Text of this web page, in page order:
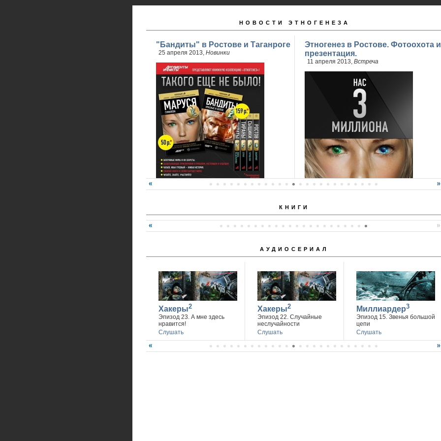
НОВОСТИ ЭТНОГЕНЕЗА
"Бандиты" в Ростове и Таганроге
25 апреля 2013, Новинки
24 апреля стартовали продажи 2 книги
обновленного проекта...
Этногенез в Ростове. Фотоохота и
презентация.
11 апреля 2013, Встреча
14 апреля г. Ростов-на-Дону
КНИГИ
АУДИОСЕРИАЛ
Хакеры2
Эпизод 23. А мне здесь
нравится!
Слушать
Хакеры2
Эпизод 22. Случайные
неслучайности
Слушать
Миллиардер3
Эпизод 15. Звенья большой
цепи
Слушать